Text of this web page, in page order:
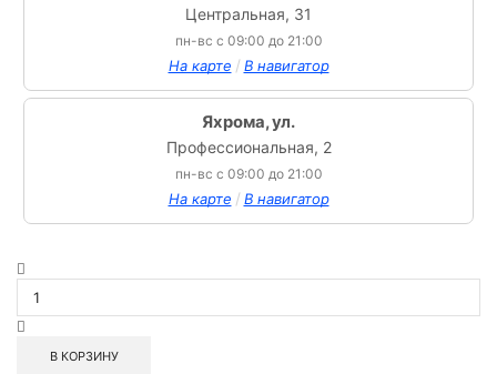
Центральная, 31
пн-вс с 09:00 до 21:00
На карте / В навигатор
Яхрома, ул.
Профессиональная, 2
пн-вс с 09:00 до 21:00
На карте / В навигатор
товара
Вино
ДюмаВ КОРЗИНУ